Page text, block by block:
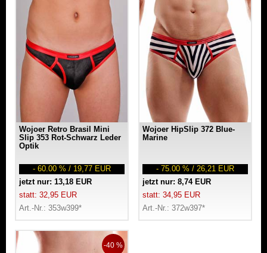
Wojoer Retro Brasil Mini
Slip 353 Rot-Schwarz Leder
Optik
- 60.00 % / 19,77 EUR
jetzt nur: 13,18 EUR
statt: 32,95 EUR
Art.-Nr.: 353w399*
Wojoer HipSlip 372 Blue-
Marine
- 75.00 % / 26,21 EUR
jetzt nur: 8,74 EUR
statt: 34,95 EUR
Art.-Nr.: 372w397*
-40 %